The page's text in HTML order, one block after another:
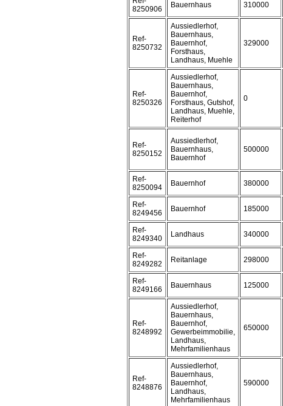
8250906
Bauernhaus 310000
Ref-
8250732
Aussiedlerhof,
Bauernhaus,
Bauernhof,
Forsthaus,
Landhaus, Muehle
329000
Ref-
8250326
Aussiedlerhof,
Bauernhaus,
Bauernhof,
Forsthaus, Gutshof,
Landhaus, Muehle,
Reiterhof
0
Ref-
8250152
Aussiedlerhof,
Bauernhaus,
Bauernhof
500000
Ref-
8250094
Bauernhof 380000
Ref-
8249456
Bauernhof 185000
Ref-
8249340
Landhaus 340000
Ref-
8249282
Reitanlage 298000
Ref-
8249166
Bauernhaus 125000
Ref-
8248992
Aussiedlerhof,
Bauernhaus,
Bauernhof,
Gewerbeimmobilie,
Landhaus,
Mehrfamilienhaus
650000
Ref-
8248876
Aussiedlerhof,
Bauernhaus,
Bauernhof,
Landhaus,
Mehrfamilienhaus
590000